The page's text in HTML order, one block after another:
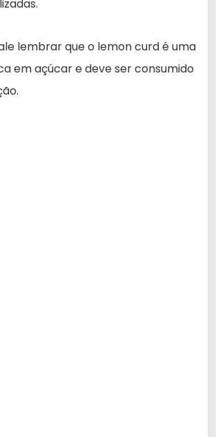
lembrar que o lemon curd é uma
em açúcar e deve ser consumido